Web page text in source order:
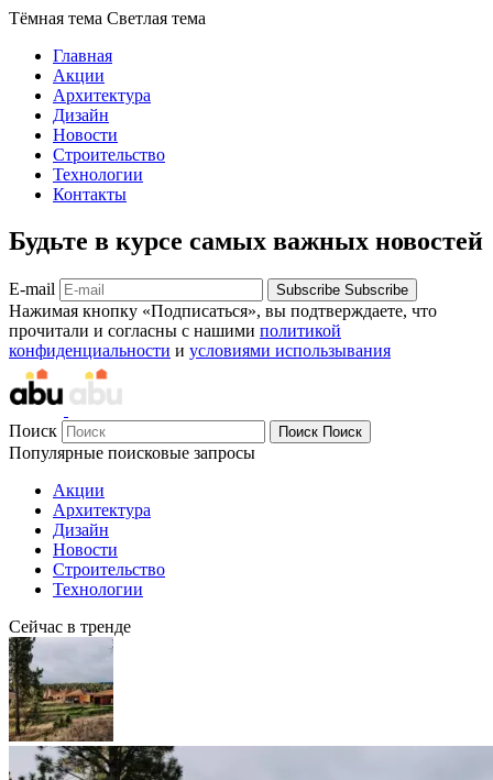
Тёмная тема Светлая тема
Главная
Акции
Архитектура
Дизайн
Новости
Строительство
Технологии
Контакты
Будьте в курсе самых важных новостей
E-mail Subscribe Subscribe
Нажимая кнопку «Подписаться», вы подтверждаете, что
прочитали и согласны с нашими политикой
конфиденциальности и условиями использывания
Поиск Поиск Поиск
Популярные поисковые запросы
Акции
Архитектура
Дизайн
Новости
Строительство
Технологии
Сейчас в тренде